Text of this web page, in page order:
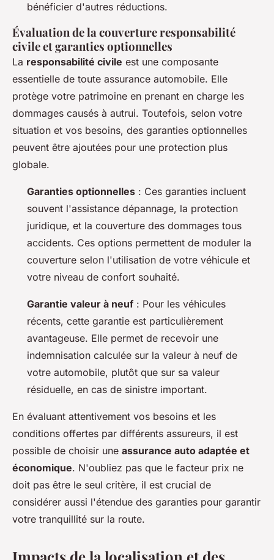
bénéficier d'autres réductions.
Évaluation de la couverture responsabilité
civile et garanties optionnelles
La responsabilité civile est une composante
essentielle de toute assurance automobile. Elle
protège votre patrimoine en prenant en charge les
dommages causés à autrui. Toutefois, selon votre
situation et vos besoins, des garanties optionnelles
peuvent être ajoutées pour une protection plus
globale.
Garanties optionnelles : Ces garanties incluent
souvent l'assistance dépannage, la protection
juridique, et la couverture des dommages tous
accidents. Ces options permettent de moduler la
couverture selon l'utilisation de votre véhicule et
votre niveau de confort souhaité.
Garantie valeur à neuf : Pour les véhicules
récents, cette garantie est particulièrement
avantageuse. Elle permet de recevoir une
indemnisation calculée sur la valeur à neuf de
votre automobile, plutôt que sur sa valeur
résiduelle, en cas de sinistre important.
En évaluant attentivement vos besoins et les
conditions offertes par différents assureurs, il est
possible de choisir une assurance auto adaptée et
économique. N'oubliez pas que le facteur prix ne
doit pas être le seul critère, il est crucial de
considérer aussi l'étendue des garanties pour garantir
votre tranquillité sur la route.